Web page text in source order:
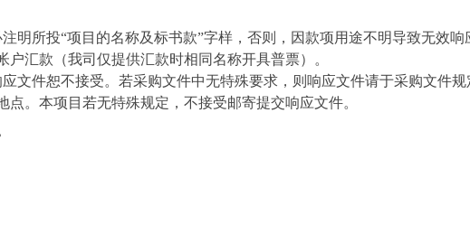
明所投“项目的名称及标书款”字样，否则，因款项用途不明导致无效响
户汇款（我司仅提供汇款时相同名称开具普票）。
文件恕不接受。若采购文件中无特殊要求，则响应文件请于采购文件
。本项目若无特殊规定，不接受邮寄提交响应文件。